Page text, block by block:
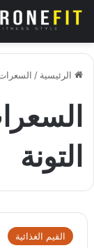
الرئيسية /
التونة
القيم الغذائية